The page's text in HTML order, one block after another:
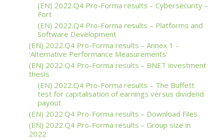
(EN) 2022.Q4 Pro-Forma results – Cybersecurity –
Fort
(EN) 2022.Q4 Pro-Forma results – Platforms and
Software Development
(EN) 2022.Q4 Pro-Forma results – Annex 1 –
‘Alternative Performance Measurements’
(EN) 2022.Q4 Pro-Forma results – BNET investment
thesis
(EN) 2022.Q4 Pro-Forma results – The Buffett
test for capitalisation of earnings versus dividend
payout
(EN) 2022.Q4 Pro-Forma results – Download Files
(EN) 2022.Q4 Pro-Forma results – Group size in
2022